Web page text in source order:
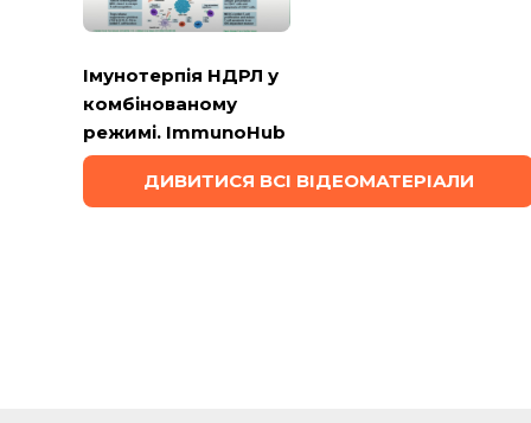
Імунотерпія НДРЛ у
комбінованому
режимі. ImmunoHub
ДИВИТИСЯ ВСІ ВІДЕОМАТЕРІАЛИ